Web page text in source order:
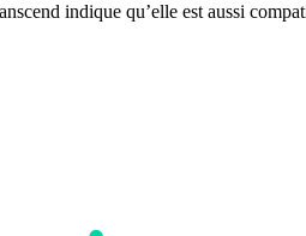
indique qu’elle est aussi